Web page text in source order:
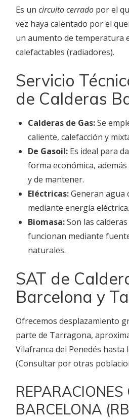
Es un circuito cerrado por el
vez haya calentado por el
un aumento de temperatura
calefactables (radiadores).
Servicio
de Calderas
Calderas de Gas:Se
caliente, calefacción y
De Gasoil: Es ideal para
forma económica,
y de mantener.
Eléctricas:Generan agua
mediante energía eléctrica.
Biomasa:Son las
funcionan mediante
naturales.
SAT de
Barcelona y
Ofrecemos desplazamiento
parte de Tarragona,
Vilafranca del Penedés hasta
(Consultar por otras
BARCELONA